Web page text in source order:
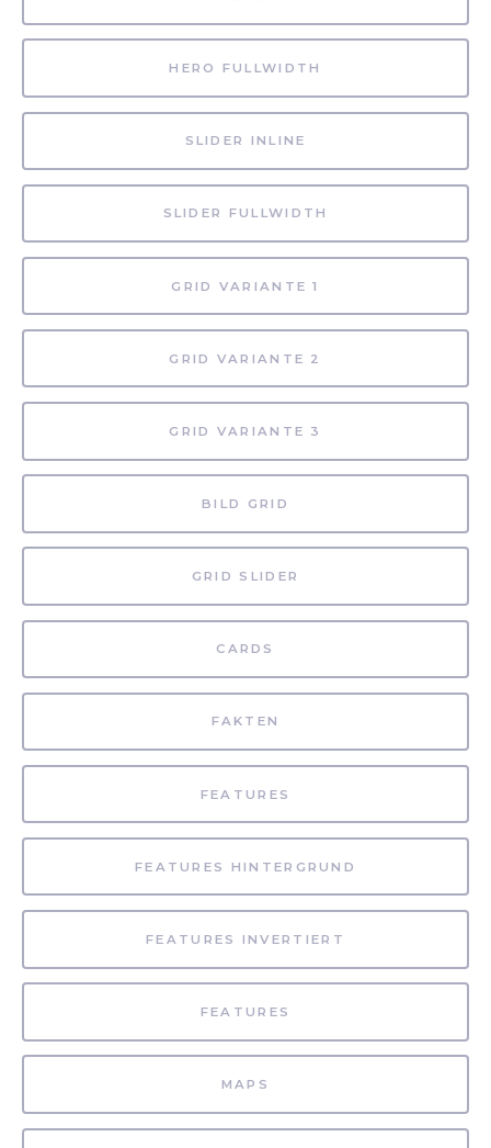
HERO FULLWIDTH
SLIDER INLINE
SLIDER FULLWIDTH
GRID VARIANTE 1
GRID VARIANTE 2
GRID VARIANTE 3
BILD GRID
GRID SLIDER
CARDS
FAKTEN
FEATURES
FEATURES HINTERGRUND
FEATURES INVERTIERT
FEATURES
MAPS